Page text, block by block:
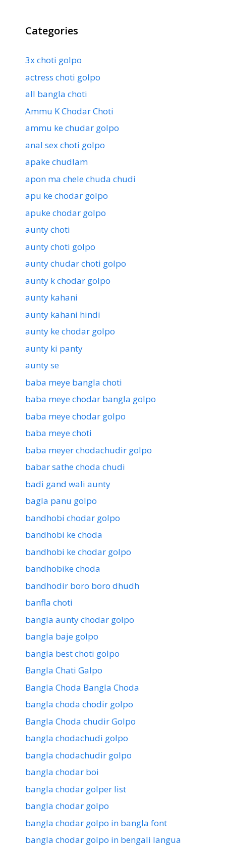
Categories
3x choti golpo
actress choti golpo
all bangla choti
Ammu K Chodar Choti
ammu ke chudar golpo
anal sex choti golpo
apake chudlam
apon ma chele chuda chudi
apu ke chodar golpo
apuke chodar golpo
aunty choti
aunty choti golpo
aunty chudar choti golpo
aunty k chodar golpo
aunty kahani
aunty kahani hindi
aunty ke chodar golpo
aunty ki panty
aunty se
baba meye bangla choti
baba meye chodar bangla golpo
baba meye chodar golpo
baba meye choti
baba meyer chodachudir golpo
babar sathe choda chudi
badi gand wali aunty
bagla panu golpo
bandhobi chodar golpo
bandhobi ke choda
bandhobi ke chodar golpo
bandhobike choda
bandhodir boro boro dhudh
banfla choti
bangla aunty chodar golpo
bangla baje golpo
bangla best choti golpo
Bangla Chati Galpo
Bangla Choda Bangla Choda
bangla choda chodir golpo
Bangla Choda chudir Golpo
bangla chodachudi golpo
bangla chodachudir golpo
bangla chodar boi
bangla chodar golper list
bangla chodar golpo
bangla chodar golpo in bangla font
bangla chodar golpo in bengali langua